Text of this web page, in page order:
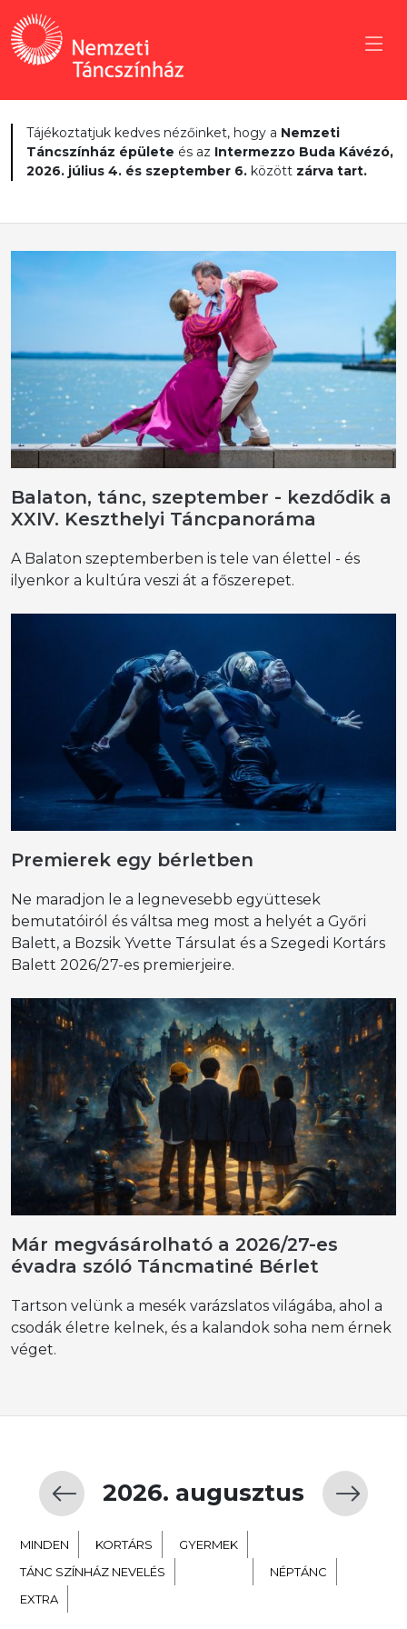
Tájékoztatjuk kedves nézőinket, hogy a Nemzeti
Táncszínház épülete és az Intermezzo Buda Kávézó,
2026. július 4. és szeptember 6. között zárva tart.
Balaton, tánc, szeptember - kezdődik a
XXIV. Keszthelyi Táncpanoráma
A Balaton szeptemberben is tele van élettel - és
ilyenkor a kultúra veszi át a főszerepet.
Premierek egy bérletben
Ne maradjon le a legnevesebb együttesek
bemutatóiról és váltsa meg most a helyét a Győri
Balett, a Bozsik Yvette Társulat és a Szegedi Kortárs
Balett 2026/27-es premierjeire.
Már megvásárolható a 2026/27-es
évadra szóló Táncmatiné Bérlet
Tartson velünk a mesék varázslatos világába, ahol a
csodák életre kelnek, és a kalandok soha nem érnek
véget.
2026. augusztus
MINDEN KORTÁRS
GYERMEK
TÁNC SZÍNHÁZ NEVELÉS
NÉPTÁNC
EXTRA